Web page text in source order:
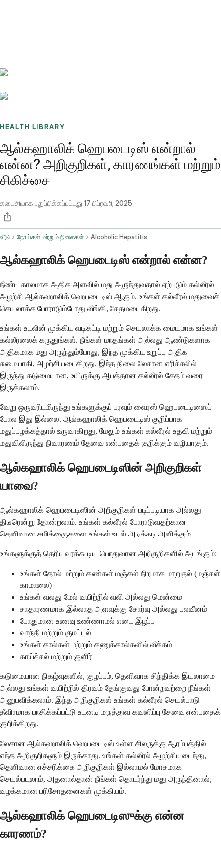
HEALTH LIBRARY
ஆல்கஹாலிக் ஹெபடைடிஸ் என்றால்
என்ன? அறிகுறிகள், காரணங்கள் மற்றும்
சிகிச்சை
கடைசியாக புதுப்பிக்கப்பட்டது 17 பிப்ரவரி, 2025
வீடு நோய்கள் மற்றும் நிலைகள் Alcoholic Hepatitis
ஆல்கஹாலிக் ஹெபடைடிஸ் என்றால் என்ன?
நீண்ட காலமாக அதிக அளவில் மது அருந்துவதால் ஏற்படும் கல்லீரல்
அழற்சி ஆல்கஹாலிக் ஹெபடைடிஸ் ஆகும். உங்கள் கல்லீரல் மதுவைச்
செயலாக்க போராடும்போது வீங்கி, சேதமடைகிறது.
உங்கள் உடலின் முக்கிய வடிகட்டி மற்றும் செயலாக்க மையமாக உங்கள்
கல்லீரலைக் கருதுங்கள். நீங்கள் மாதங்கள் அல்லது ஆண்டுகளாக
அதிகமாக மது அருந்தும்போது, இந்த முக்கிய உறுப்பு அதிக
சுமையாகி, அழற்சியடைகிறது. இந்த நிலை லேசான எரிச்சலில்
இருந்து கடுமையான, உயிருக்கு ஆபத்தான கல்லீரல் சேதம் வரை
இருக்கலாம்.
வேறு ஒருவரிடமிருந்து உங்களுக்குப் பரவும் வைரஸ் ஹெபடைடிஸைப்
போல இது இல்லை. ஆல்கஹாலிக் ஹெபடைடிஸ் குறிப்பாக
மதுப்பழக்கத்தால் உருவாகிறது, மேலும் உங்கள் கல்லீரல் உதவி மற்றும்
மதுவிலிருந்து நிவாரணம் தேவை என்பதைக் குறிக்கும் வழியாகும்.
ஆல்கஹாலிக் ஹெபடைடிஸின் அறிகுறிகள்
யாவை?
ஆல்கஹாலிக் ஹெபடைடிஸின் அறிகுறிகள் படிப்படியாக அல்லது
திடீரென்று தோன்றலாம். உங்கள் கல்லீரல் போராடுவதற்கான
தெளிவான சமிக்ஞைகளை உங்கள் உடல் அடிக்கடி அளிக்கும்.
உங்களுக்குத் தெரியவரக்கூடிய பொதுவான அறிகுறிகளில் அடங்கும்:
உங்கள் தோல் மற்றும் கண்கள் மஞ்சள் நிறமாக மாறுதல் (மஞ்சள்
காமாலை)
உங்கள் வலது மேல் வயிற்றில் வலி அல்லது மென்மை
சாதாரணமாக இல்லாத அளவுக்கு சோர்வு அல்லது பலவீனம்
போதுமான உணவு உண்ணாமல் எடை இழப்பு
வாந்தி மற்றும் குமட்டல்
உங்கள் கால்கள் மற்றும் கணுக்கால்களில் வீக்கம்
காய்ச்சல் மற்றும் குளிர்
கடுமையான நிகழ்வுகளில், குழப்பம், தெளிவாக சிந்திக்க இயலாமை
அல்லது உங்கள் வயிற்றில் திரவம் தேங்குவது போன்றவற்றை நீங்கள்
அனுபவிக்கலாம். இந்த அறிகுறிகள் உங்கள் கல்லீரல் செயல்பாடு
தீவிரமாக பாதிக்கப்பட்டு உடனடி மருத்துவ கவனிப்பு தேவை என்பதைக்
குறிக்கிறது.
லேசான ஆல்கஹாலிக் ஹெபடைடிஸ் உள்ள சிலருக்கு ஆரம்பத்தில்
எந்த அறிகுறிகளும் இருக்காது. உங்கள் கல்லீரல் அழற்சியடைந்து,
தெளிவான எச்சரிக்கை அறிகுறிகள் இல்லாமல் மோசமாக
செயல்படலாம், அதனால்தான் நீங்கள் தொடர்ந்து மது அருந்தினால்,
வழக்கமான பரிசோதனைகள் முக்கியம்.
ஆல்கஹாலிக் ஹெபடைடிஸுக்கு என்ன
காரணம்?